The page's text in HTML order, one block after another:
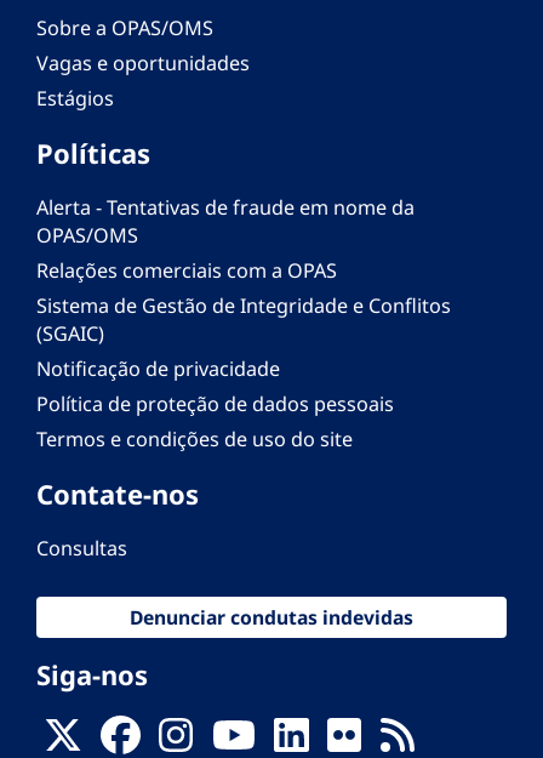
Sobre a OPAS/OMS
Vagas e oportunidades
Estágios
Políticas
Alerta - Tentativas de fraude em nome da
OPAS/OMS
Relações comerciais com a OPAS
Sistema de Gestão de Integridade e Conflitos
(SGAIC)
Notificação de privacidade
Política de proteção de dados pessoais
Termos e condições de uso do site
Contate-nos
Consultas
Denunciar condutas indevidas
Siga-nos